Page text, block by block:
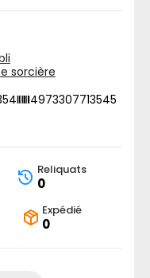
sorcière
4973307713545
Reliquats
0
Expédié
0